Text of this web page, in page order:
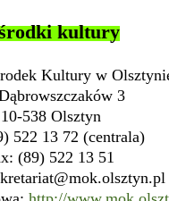
kultury
Kultury w
3
10-538 Olsztyn
522 13 72 (centrala)
(89) 522 13 51